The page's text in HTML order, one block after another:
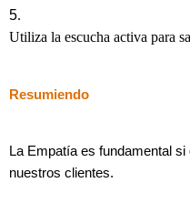
5.
Utiliza la escucha activa para
Resumiendo
La Empatía es fundamental
nuestros clientes.